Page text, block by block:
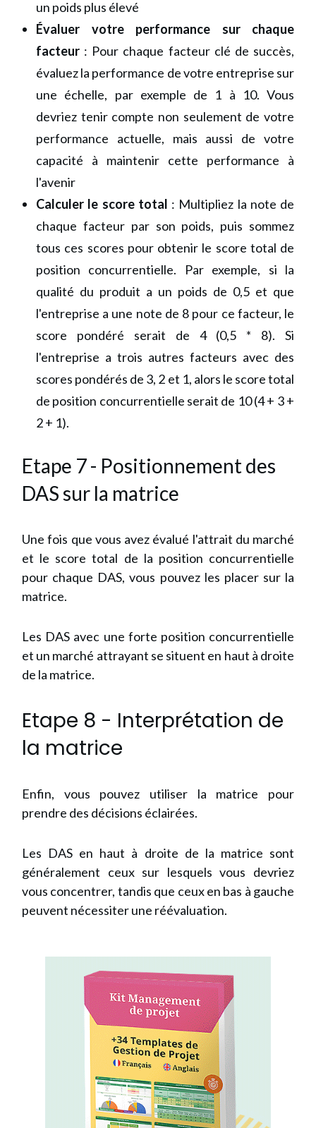
un poids plus élevé
Évaluer votre performance sur chaque
facteur : Pour chaque facteur clé de succès,
évaluez la performance de votre entreprise sur
une échelle, par exemple de 1 à 10. Vous
devriez tenir compte non seulement de votre
performance actuelle, mais aussi de votre
capacité à maintenir cette performance à
l'avenir
Calculer le score total : Multipliez la note de
chaque facteur par son poids, puis sommez
tous ces scores pour obtenir le score total de
position concurrentielle. Par exemple, si la
qualité du produit a un poids de 0,5 et que
l'entreprise a une note de 8 pour ce facteur, le
score pondéré serait de 4 (0,5 * 8). Si
l'entreprise a trois autres facteurs avec des
scores pondérés de 3, 2 et 1, alors le score total
de position concurrentielle serait de 10 (4 + 3 +
2 + 1).
Etape 7 - Positionnement des
DAS sur la matrice
Une fois que vous avez évalué l'attrait du marché
et le score total de la position concurrentielle
pour chaque DAS, vous pouvez les placer sur la
matrice.
Les DAS avec une forte position concurrentielle
et un marché attrayant se situent en haut à droite
de la matrice.
Etape 8 - Interprétation de
la matrice
Enfin, vous pouvez utiliser la matrice pour
prendre des décisions éclairées.
Les DAS en haut à droite de la matrice sont
généralement ceux sur lesquels vous devriez
vous concentrer, tandis que ceux en bas à gauche
peuvent nécessiter une réévaluation.